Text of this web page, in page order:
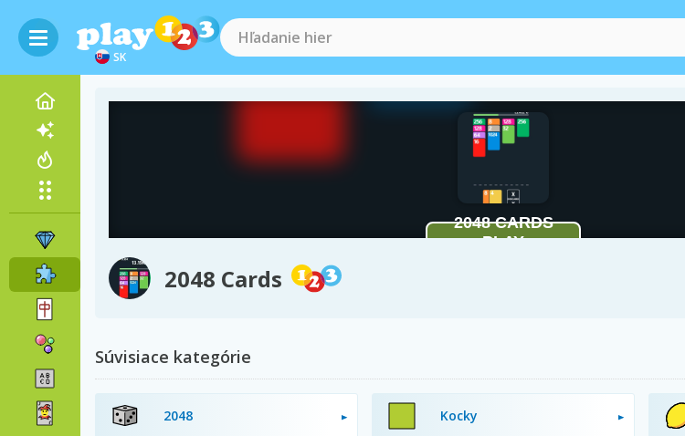
SK
2048 Cards
Súvisiace kategórie
2048 Kocky